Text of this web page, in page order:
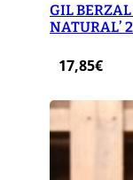
GIL
NATURAL’
17,85€